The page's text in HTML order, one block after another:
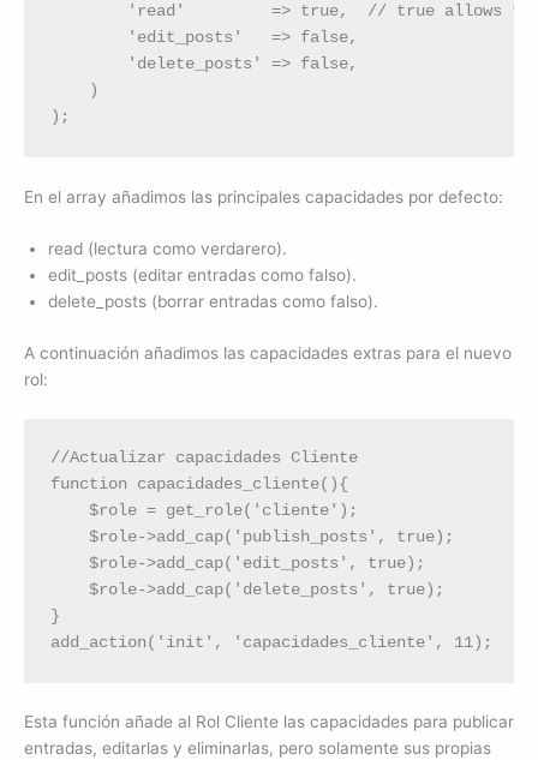
'read'         => true,  // true allows
        'edit_posts'   => false,
        'delete_posts' => false,
    )
);
En el array añadimos las principales capacidades por defecto:
read (lectura como verdarero).
edit_posts (editar entradas como falso).
delete_posts (borrar entradas como falso).
A continuación añadimos las capacidades extras para el nuevo
rol:
//Actualizar capacidades Cliente
function capacidades_cliente(){
    $role = get_role('cliente');
    $role->add_cap('publish_posts', true);
    $role->add_cap('edit_posts', true);
    $role->add_cap('delete_posts', true);
}
add_action('init', 'capacidades_cliente', 11);
Esta función añade al Rol Cliente las capacidades para publicar
entradas, editarlas y eliminarlas, pero solamente sus propias